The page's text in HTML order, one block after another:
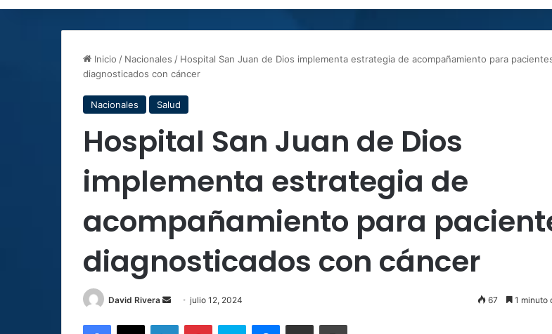
Inicio / Nacionales / Hospital San Juan de Dios implementa estrategia de acompañamiento para
diagnosticados con cáncer
Nacionales Salud
Hospital San Juan de Dios
implementa estrategia de
acompañamiento para
diagnosticados con cáncer
David Rivera
Sendjulio 12, 2024 67 1 minuto
Facebook
X LinkedInPinterestSkype MessengerCompartir por correo electrónicoImprimir